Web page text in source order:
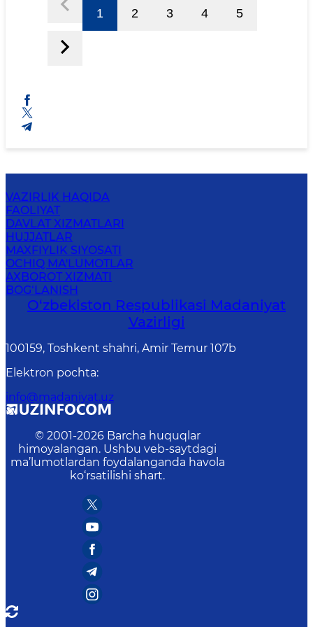
1 2 3 4 5
VAZIRLIK HAQIDA
FAOLIYAT
DAVLAT XIZMATLARI
HUJJATLAR
MAXFIYLIK SIYOSATI
OCHIQ MA'LUMOTLAR
AXBOROT XIZMATI
BOG‘LANISH
O‘zbekiston Respublikasi Madaniyat
Vazirligi
100159, Toshkent shahri, Amir Temur 107b
Elektron pochta:
info@madaniyat.uz
© 2001-2026 Barcha huquqlar
himoyalangan. Ushbu veb-saytdagi
ma’lumotlardan foydalanganda havola
ko‘rsatilishi shart.